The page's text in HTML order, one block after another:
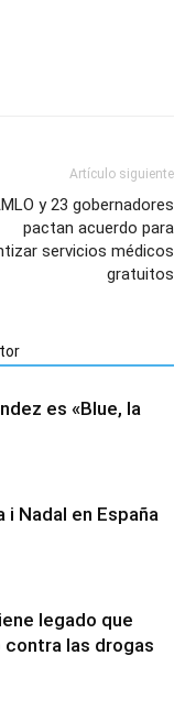
Artículo siguiente
y 23 gobernadores
pactan acuerdo para
servicios médicos
gratuitos
es «Blue, la
i Nadal en España
legado que
las drogas